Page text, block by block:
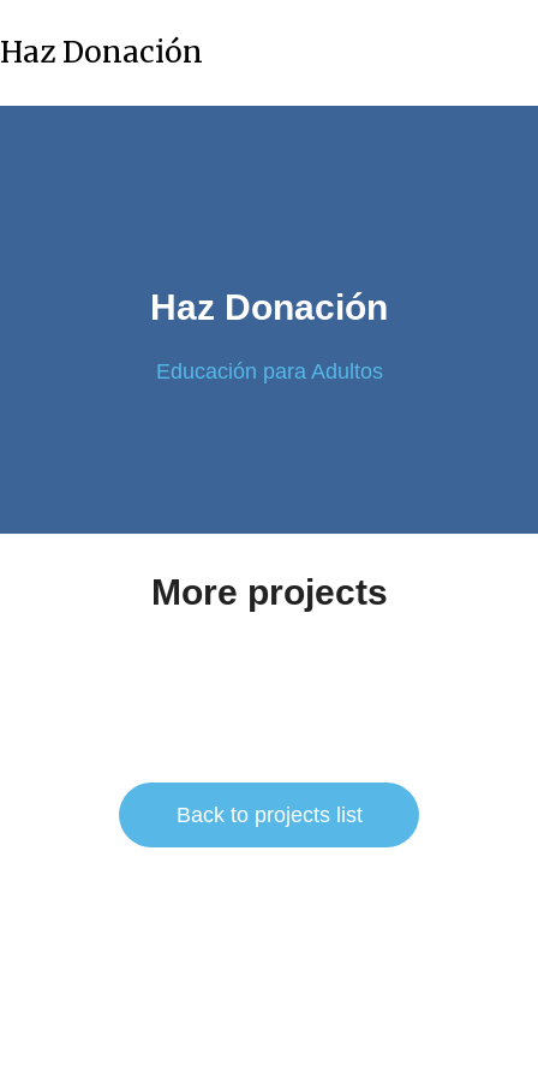
Haz Donación
Haz Donación
Educación para Adultos
More projects
Back to projects list